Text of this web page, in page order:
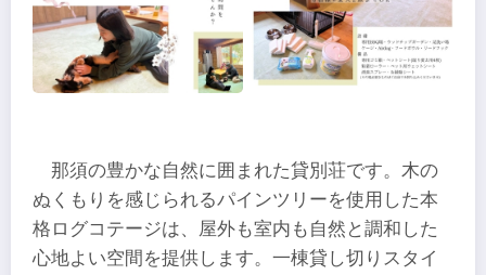
那須の豊かな自然に囲まれた貸別荘です。木の
ぬくもりを感じられるパインツリーを使用した本
格ログコテージは、屋外も室内も自然と調和した
心地よい空間を提供します。一棟貸し切りスタイ